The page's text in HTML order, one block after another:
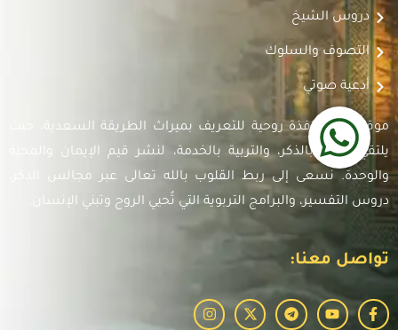
دروس الشيخ
التصوف والسلوك
أدعية صوتي
موقعنا هو نافذة روحية للتعريف بميراث الطريقة السعدية، حيث
يلتقي العلم بالذكر، والتربية بالخدمة، لنشر قيم الإيمان والمحبة
والوحدة. نسعى إلى ربط القلوب بالله تعالى عبر مجالس الذكر،
دروس التفسير، والبرامج التربوية التي تُحيي الروح وتبني الإنسان.
تواصل معنا: